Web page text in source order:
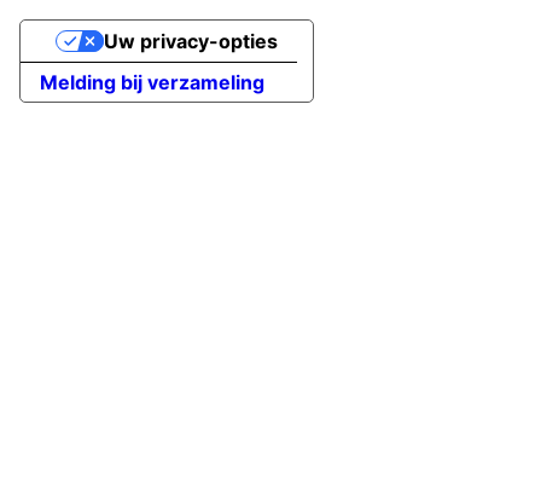
Melding bij verzameling
Uw privacy-opties